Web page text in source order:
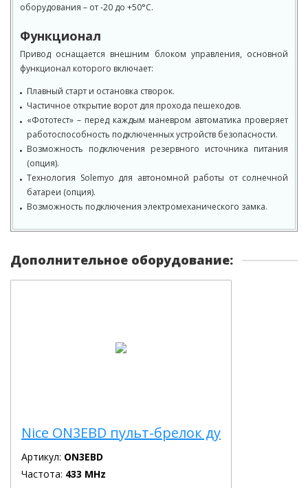
оборудования – от -20 до +50°C.
Функционал
Привод оснащается внешним блоком управления, основной
функционал которого включает:
Плавный старт и остановка створок.
Частичное открытие ворот для прохода пешеходов.
«Фототест» – перед каждым маневром автоматика проверяет
работоспособность подключенных устройств безопасности.
Возможность подключения резервного источника питания
(опция).
Технология Solemyo для автономной работы от солнечной
батареи (опция).
Возможность подключения электромеханического замка.
Дополнительное оборудование:
Nice ON3EBD пульт-брелок ду
Артикул: ON3EBD
Частота: 433 MHz